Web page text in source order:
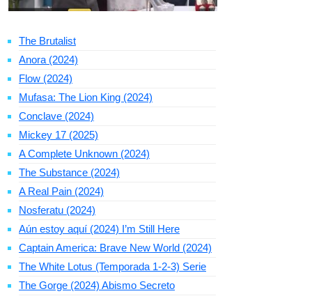
The Brutalist
Anora (2024)
Flow (2024)
Mufasa: The Lion King (2024)
Conclave (2024)
Mickey 17 (2025)
A Complete Unknown (2024)
The Substance (2024)
A Real Pain (2024)
Nosferatu (2024)
Aún estoy aquí (2024) I’m Still Here
Captain America: Brave New World (2024)
The White Lotus (Temporada 1-2-3) Serie
The Gorge (2024) Abismo Secreto